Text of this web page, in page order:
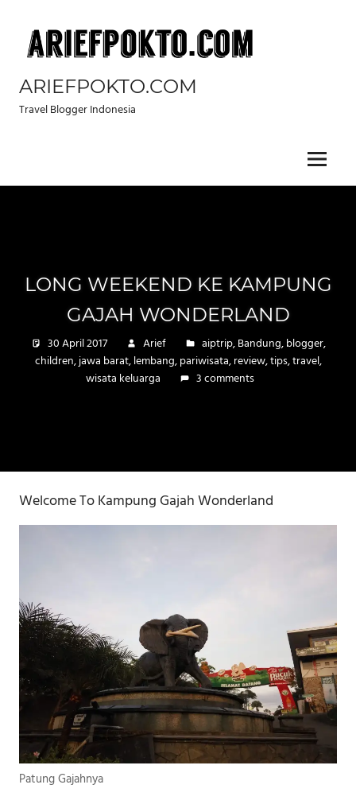
content
ARIEFPOKTO.COM
Travel Blogger Indonesia
Menu
LONG WEEKEND KE KAMPUNG
GAJAH WONDERLAND
30 April 2017 Arief aiptrip,Bandung,blogger,
children,jawa barat,lembang,pariwisata,review,tips,travel,
wisata keluarga
3 comments
Welcome To Kampung Gajah Wonderland
Patung Gajahnya